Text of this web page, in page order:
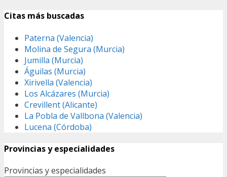
Citas más buscadas
Paterna (Valencia)
Molina de Segura (Murcia)
Jumilla (Murcia)
Águilas (Murcia)
Xirivella (Valencia)
Los Alcázares (Murcia)
Crevillent (Alicante)
La Pobla de Vallbona (Valencia)
Lucena (Córdoba)
Provincias y especialidades
Provincias y especialidades